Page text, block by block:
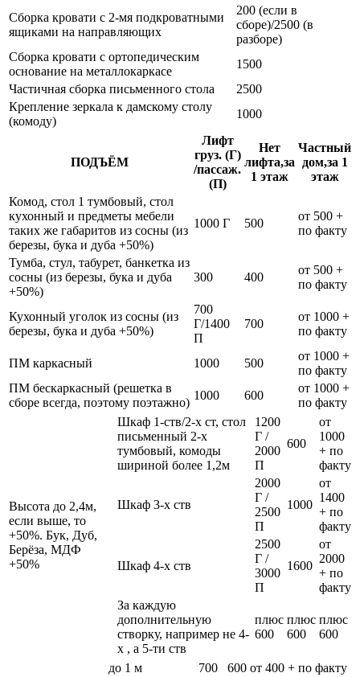
Сборка кровати с 2-мя подкроватными
ящиками на направляющих
200 (если в
сборе)/2500 (в
разборе)
Сборка кровати с ортопедическим
основание на металлокаркасе
1500
Частичная сборка письменного стола
2500
Крепление зеркала к дамскому столу
(комоду)
1000
ПОДЪЁМ
Лифт
груз. (Г)
/пассаж.
(П)
Нет
лифта,за
1 этаж
Частный
дом,за 1
этаж
Комод, стол 1 тумбовый, стол
кухонный и предметы мебели
таких же габаритов из сосны (из
березы, бука и дуба +50%)
1000 Г 500
от 500 +
по факту
Тумба, стул, табурет, банкетка из
сосны (из березы, бука и дуба
+50%)
300 400
от 500 +
по факту
Кухонный уголок из сосны (из
березы, бука и дуба +50%)
700
Г/1400
П
700
от 1000 +
по факту
ПМ каркасный 1000 500
от 1000 +
по факту
ПМ бескаркасный (решетка в
сборе всегда, поэтому поэтажно)
1000 600
от 1000 +
по факту
Высота до 2,4м,
если выше, то
+50%. Бук, Дуб,
Берёза, МДФ
+50%
Шкаф 1-ств/2-х ст, стол
письменный 2-х
тумбовый, комоды
шириной более 1,2м
1200
Г /
2000
П
600
от
1000
+ по
факту
Шкаф 3-х ств
2000
Г /
2500
П
1000
от
1400
+ по
факту
Шкаф 4-х ств
2500
Г /
3000
П
1600
от
2000
+ по
факту
За каждую
дополнительную
створку, например не 4-
х , а 5-ти ств
плюс
600
плюс
600
плюс
600
до 1 м 700 600 от 400 + по факту